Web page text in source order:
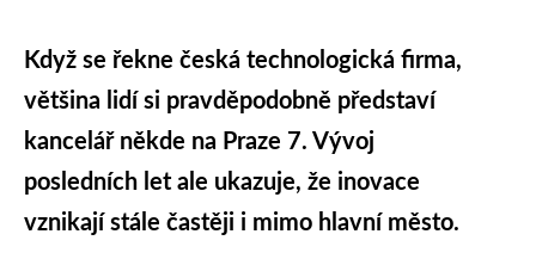
Když se řekne česká technologická firma,
většina lidí si pravděpodobně představí
kancelář někde na Praze 7. Vývoj
posledních let ale ukazuje, že inovace
vznikají stále častěji i mimo hlavní město.